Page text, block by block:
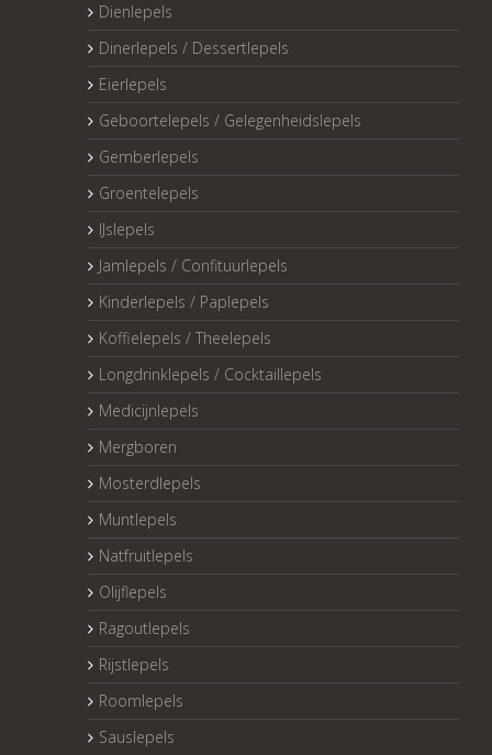
Dienlepels
Dinerlepels / Dessertlepels
Eierlepels
Geboortelepels / Gelegenheidslepels
Gemberlepels
Groentelepels
IJslepels
Jamlepels / Confituurlepels
Kinderlepels / Paplepels
Koffielepels / Theelepels
Longdrinklepels / Cocktaillepels
Medicijnlepels
Mergboren
Mosterdlepels
Muntlepels
Natfruitlepels
Olijflepels
Ragoutlepels
Rijstlepels
Roomlepels
Sauslepels